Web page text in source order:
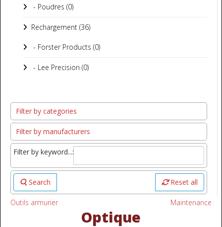
- Poudres (0)
Rechargement (36)
- Forster Products (0)
- Lee Precision (0)
Filter by categories
Filter by manufacturers
Filter by keyword...:
Search Reset all
Outils armurier Maintenance
Optique